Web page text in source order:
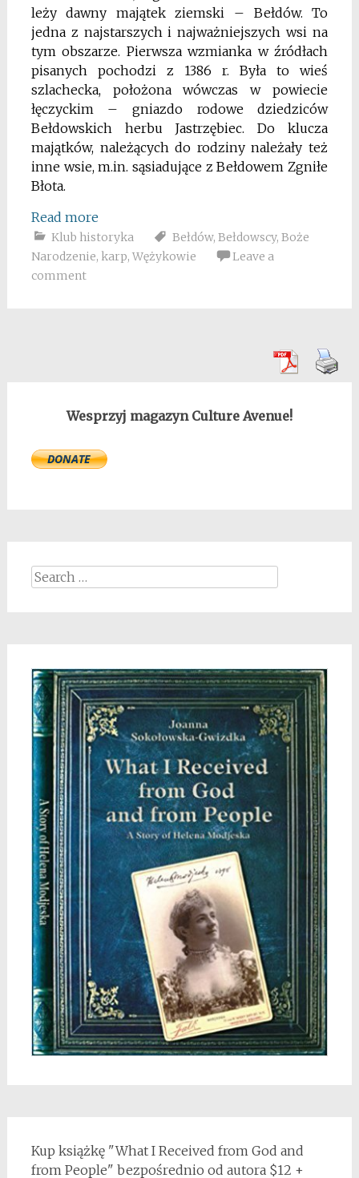
leży dawny majątek ziemski – Bełdów. To
jedna z najstarszych i najważniejszych wsi na
tym obszarze. Pierwsza wzmianka w źródłach
pisanych pochodzi z 1386 r. Była to wieś
szlachecka, położona wówczas w powiecie
łęczyckim – gniazdo rodowe dziedziców
Bełdowskich herbu Jastrzębiec. Do klucza
majątków, należących do rodziny należały też
inne wsie, m.in. sąsiadujące z Bełdowem Zgniłe
Błota.
Read more
Klub historyka Bełdów, Bełdowscy, Boże
Narodzenie, karp, Wężykowie
Leave a
comment
Wesprzyj magazyn Culture Avenue!
Search
for:
Kup książkę "What I Received from God and
from People" bezpośrednio od autora $12 +